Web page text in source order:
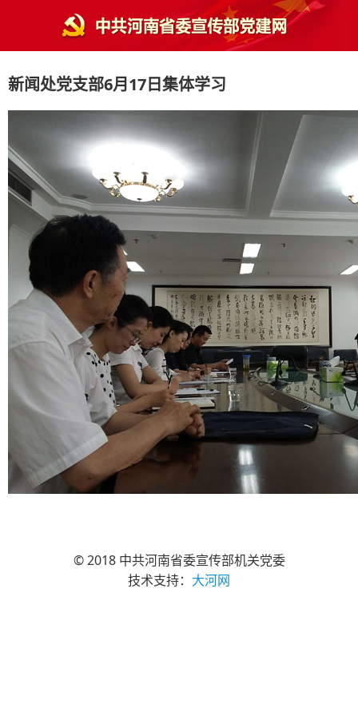
新闻处党支部6月17日集体学习
© 2018 中共河南省委宣传部机关党委
技术支持： 大河网